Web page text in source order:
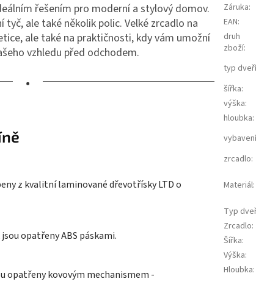
řešením pro moderní a stylový domov.
ale také několik polic. Velké zrcadlo na
ale také na praktičnosti, kdy vám umožní
vzhledu před odchodem.
•
z kvalitní laminované dřevotřísky LTD o
opatřeny ABS páskami.
opatřeny kovovým mechanismem -
Záruka:
EAN:
druh
zboží:
typ dveří
šířka:
výška:
hloubka:
vybavení
zrcadlo:
Materiál:
Typ
Zrcadlo:
Šířka:
Výška:
Hloubka: